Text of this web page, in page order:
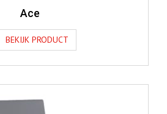
Ace
BEKIJK PRODUCT